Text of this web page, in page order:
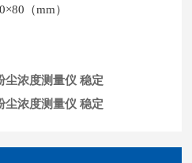
（mm）
尘浓度测量仪 稳定
尘浓度测量仪 稳定